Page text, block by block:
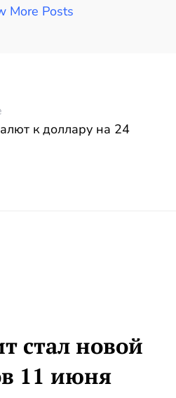
More Posts
к доллару на 24
стал новой
11 июня